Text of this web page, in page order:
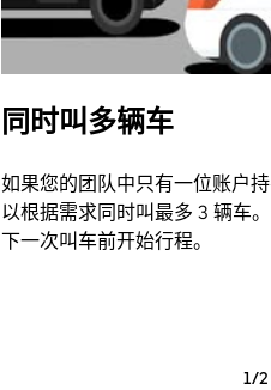
同时叫多辆车
如果您的团队中只有一位账户
以根据需求同时叫最多 3 辆车
下一次叫车前开始行程。
1/2